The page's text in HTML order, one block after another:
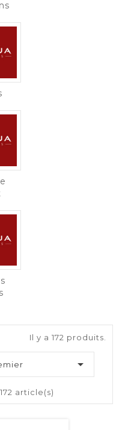
Il y a 172 produits.

article(s)